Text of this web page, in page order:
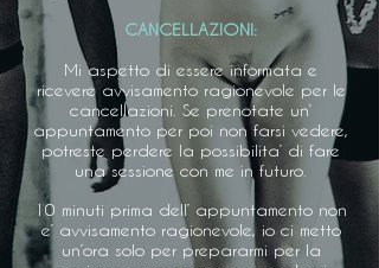
CANCELLAZIONI:
Mi aspetto di essere informata e
ricevere avvisamento ragionevole per le
cancellazioni. Se prenotate un’
appuntamento per poi non farsi vedere,
potreste perdere la possibilita’ di fare
una sessione con me in futuro.
10 minuti prima dell’ appuntamento non
e’ avvisamento ragionevole, io ci metto
un’ora solo per prepararmi per la